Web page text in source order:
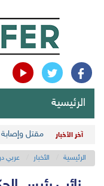
الرئيسية
آخر الأخبار مقتل وإصابة 191 ألف مدني لأسباب مباشرة وغير مباشرة في أحدث حصيلة حوثية
الرئيسية الأخبار عربي